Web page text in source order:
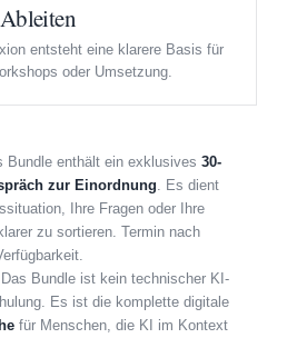
Ableiten
entsteht eine klarere Basis für
oder Umsetzung.
Bundle enthält ein exklusives 30-
zur Einordnung . Es dient
Ihre Fragen oder Ihre
zu sortieren. Termin nach
Das Bundle ist kein technischer KI-
Es ist die komplette digitale
für Menschen, die KI im Kontext